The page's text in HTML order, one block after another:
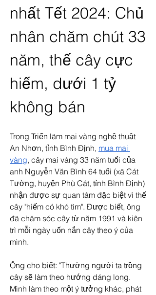
nhất Tết 2024: Chủ
nhân chăm chút 33
năm, thế cây cực
hiếm, dưới 1 tỷ
không bán
Trong Triển lãm mai vàng nghệ thuật
An Nhơn, tỉnh Bình Định, mua mai
vàng, cây mai vàng 33 năm tuổi của
anh Nguyễn Văn Bình 64 tuổi (xã Cát
Tường, huyện Phù Cát, tỉnh Bình Định)
nhận được sự quan tâm đặc biệt vì thế
cây "hiếm có khó tìm". Được biết, ông
đã chăm sóc cây từ năm 1991 và kiên
trì mỗi ngày uốn nắn cây theo ý của
mình.
Ông cho biết: "Thường người ta trồng
cây sẽ làm theo hướng dáng long.
Mình làm theo một ý tưởng khác, phát